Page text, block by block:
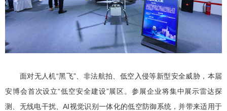
面对无人机“黑飞”、非法航拍、低空入侵等新型安全威胁，本届
安博会首次设立“低空安全建设”展区。参展企业将集中展示雷达探
测、无线电干扰、AI视觉识别一体化的低空防御系统，并带来适用于